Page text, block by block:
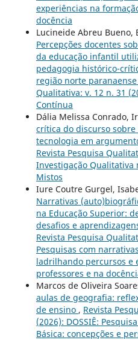
experiências na
docência
Lucineide Abreu Bueno,
Percepções docentes
da educação infantil
pedagogia histórico-
região norte paranaense
Qualitativa: v. 12 n. 31
Contínua
Dália Melissa Conrado,
crítica do discurso
tecnologia em
Revista Pesquisa
Investigação Qualitativa
Mistos
Iure Coutre Gurgel,
Narrativas
na Educação Superior:
desafios e
Revista Pesquisa
Pesquisas com
ladrilhando percursos e
professores e na
Marcos de Oliveira
aulas de geografia:
de ensino , Revista
(2026): DOSSIÊ:
Básica: concepções e